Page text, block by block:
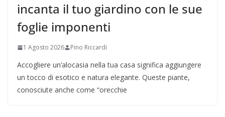
incanta il tuo giardino con le sue
foglie imponenti
1 Agosto 2026 Pino Riccardi
Accogliere un’alocasia nella tua casa significa aggiungere
un tocco di esotico e natura elegante. Queste piante,
conosciute anche come “orecchie